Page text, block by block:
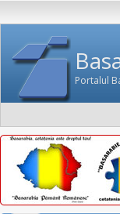
Portalul